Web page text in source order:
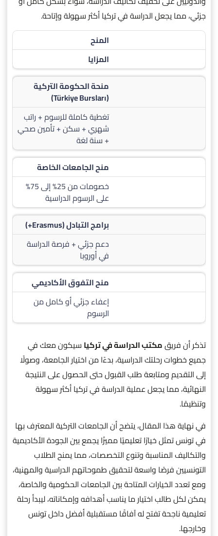
جزئي، مما يجعل الدراسة في تركيا أكثر سهولة وإتاحة.
المنح
المزايا
منحة الحكومة التركية
(Türkiye Bursları)
تغطية كاملة للرسوم + راتب
شهري + سكن + تأمين صحي
+ سنة لغة
منح الجامعات الخاصة
خصومات من 25% إلى 75%
على الرسوم الدراسية
برامج التبادل (Erasmus+)
دعم جزئي + فرصة الدراسة
في أوروبا
منح التفوق الأكاديمي
إعفاء جزئي أو كامل من
الرسوم
تذكر أن فريقمكتب الدراسة في تركيا سيكون معك في
جميع خطوات رحلتك الدراسية، بدءًا من اختيار الجامعة، وصولًا
إلى التقديم ومتابعة طلب القبول حتى الحصول على النتيجة
النهائية، مما يجعل عملية الدراسة في تركيا أكثر سهولة
وتنظيمًا.
في نهاية هذا المقال، يتضح أن الجامعات التركية المعترف بها
في تونس تمثل خيارًا تعليميًا مميزًا يجمع بين الجودة الأكاديمية
والتكاليف المناسبة وتنوع التخصصات، مما يمنح الطلاب
التونسيين فرصًا واسعة لتحقيق طموحاتهم الدراسية والمهنية،
ومع تعدد الخيارات المتاحة بين الجامعات الحكومية والخاصة،
يمكن لكل طالب اختيار ما يناسب أهدافه وإمكاناته، ليبدأ رحلة
تعليمية ناجحة تفتح له آفاقًا مستقبلية أفضل داخل تونس
وخارجها.